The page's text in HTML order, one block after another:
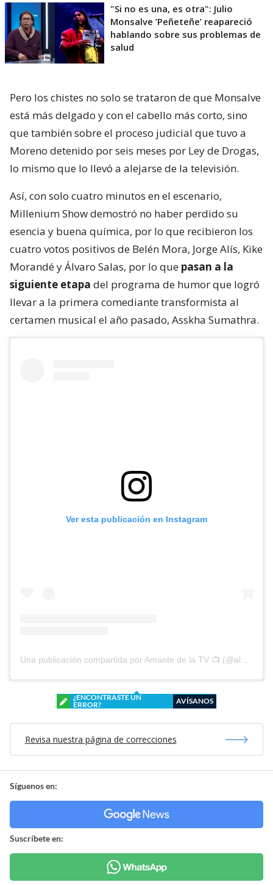
"Si no es una, es otra": Julio
Monsalve ’Peñeteñe’ reapareció
hablando sobre sus problemas de
salud
Pero los chistes no solo se trataron de que Monsalve
está más delgado y con el cabello más corto, sino
que también sobre el proceso judicial que tuvo a
Moreno detenido por seis meses por Ley de Drogas,
lo mismo que lo llevó a alejarse de la televisión.
Así, con solo cuatro minutos en el escenario,
Millenium Show demostró no haber perdido su
esencia y buena química, por lo que recibieron los
cuatro votos positivos de Belén Mora, Jorge Alís, Kike
Morandé y Álvaro Salas, por lo que pasan a la
siguiente etapa del programa de humor que logró
llevar a la primera comediante transformista al
certamen musical el año pasado, Asskha Sumathra.
Ver esta publicación en Instagram
Una publicación compartida por Amante de la TV 📺 (@alguien_te_observa)
¿ENCONTRASTE UN
ERROR?
AVÍSANOS
Revisa nuestra página de correcciones
Síguenos en:
Suscríbete en: